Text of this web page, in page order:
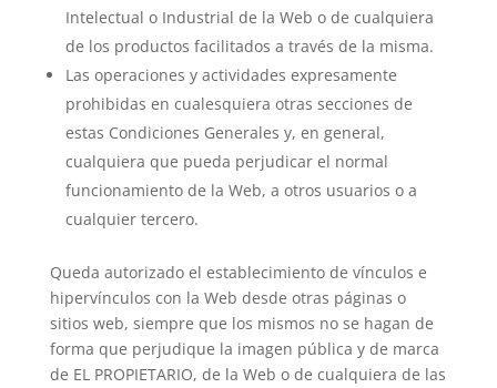
Intelectual o Industrial de la Web o de cualquiera
de los productos facilitados a través de la misma.
Las operaciones y actividades expresamente
prohibidas en cualesquiera otras secciones de
estas Condiciones Generales y, en general,
cualquiera que pueda perjudicar el normal
funcionamiento de la Web, a otros usuarios o a
cualquier tercero.
Queda autorizado el establecimiento de vínculos e
hipervínculos con la Web desde otras páginas o
sitios web, siempre que los mismos no se hagan de
forma que perjudique la imagen pública y de marca
de EL PROPIETARIO, de la Web o de cualquiera de las